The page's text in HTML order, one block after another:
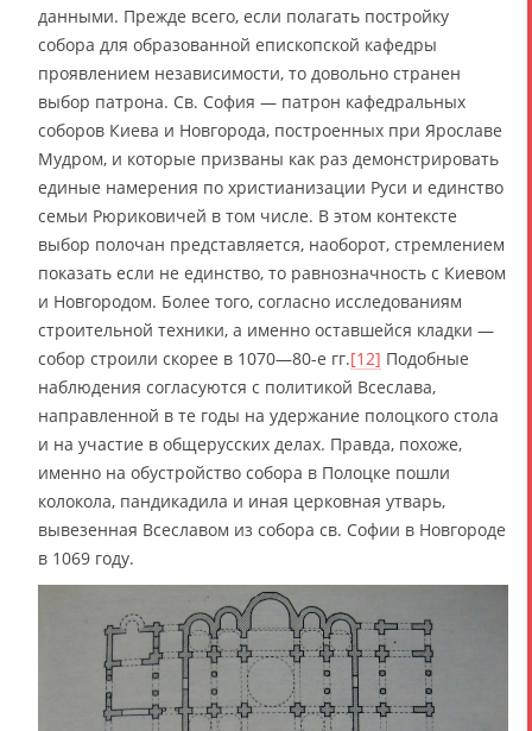
данными. Прежде всего, если полагать постройку
собора для образованной епископской кафедры
проявлением независимости, то довольно странен
выбор патрона. Св. София — патрон кафедральных
соборов Киева и Новгорода, построенных при Ярославе
Мудром, и которые призваны как раз демонстрировать
единые намерения по христианизации Руси и единство
семьи Рюриковичей в том числе. В этом контексте
выбор полочан представляется, наоборот, стремлением
показать если не единство, то равнозначность с Киевом
и Новгородом. Более того, согласно исследованиям
строительной техники, а именно оставшейся кладки —
собор строили скорее в 1070—80-е гг.[12] Подобные
наблюдения согласуются с политикой Всеслава,
направленной в те годы на удержание полоцкого стола
и на участие в общерусских делах. Правда, похоже,
именно на обустройство собора в Полоцке пошли
колокола, пандикадила и иная церковная утварь,
вывезенная Всеславом из собора св. Софии в Новгороде
в 1069 году.